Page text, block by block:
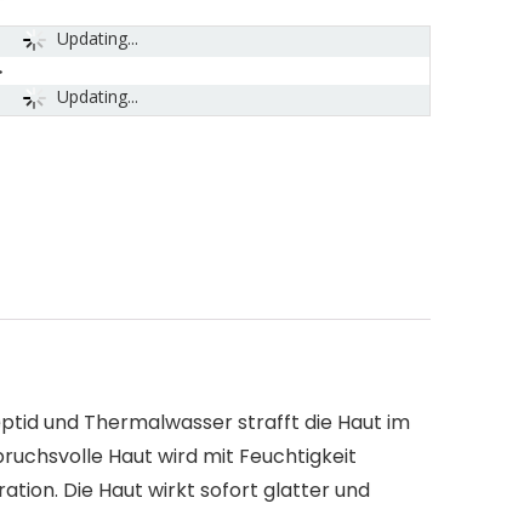
Updating...
Updating...
und Thermalwasser strafft die Haut im
Haut wird mit Feuchtigkeit
Die Haut wirkt sofort glatter und